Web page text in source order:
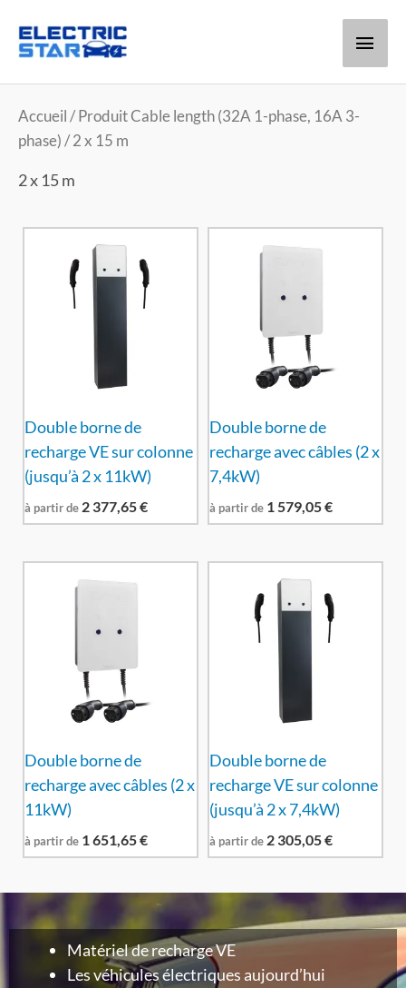
Accueil / Produit Cable length (32A 1-phase, 16A 3-
phase) / 2 x 15 m
2 x 15 m
Double borne de
recharge VE sur colonne
(jusqu’à 2 x 11kW)
à partir de 2 377,65€
Double borne de
recharge avec câbles (2 x
7,4kW)
à partir de 1 579,05€
Double borne de
recharge avec câbles (2 x
11kW)
à partir de 1 651,65€
Double borne de
recharge VE sur colonne
(jusqu’à 2 x 7,4kW)
à partir de 2 305,05€
Matériel de recharge VE
Les véhicules électriques aujourd’hui